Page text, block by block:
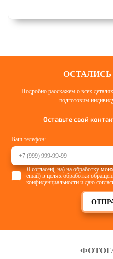
Подробно расскажем о всех
подготовим
Оставьте свой
Ваш телефон:
Я согласен(-на) на обработку
email) в целях обработки
конфиденциальности и даю